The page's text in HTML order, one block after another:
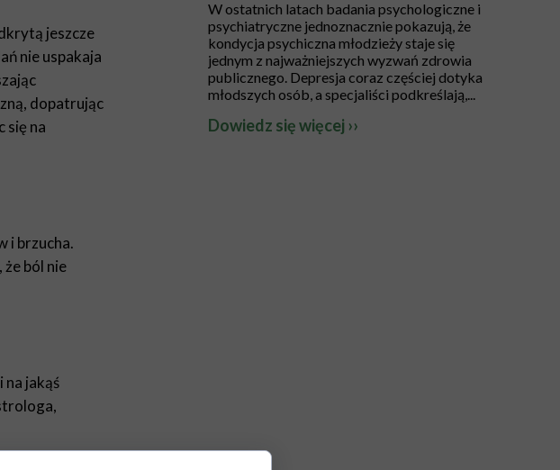
W ostatnich latach badania psychologiczne i
psychiatryczne jednoznacznie pokazują, że
kondycja psychiczna młodzieży staje się
jednym z najważniejszych wyzwań zdrowia
publicznego. Depresja coraz częściej dotyka
młodszych osób, a specjaliści podkreślają,...
Dowiedz się więcej ››
jeszcze
nie uspakaja
dopatrując
się na
i brzucha.
że ból nie
na jakąś